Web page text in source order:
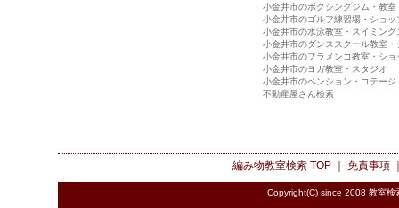
小金井市のボクシングジム・教室
小金井市のゴルフ練習場・ショッ
小金井市の水泳教室・スイミング
小金井市のダンススクール教室・
小金井市のフラメンコ教室・ショ
小金井市のヨガ教室・スタジオ
小金井市のペンション・コテージ
不動産屋さん検索
編み物教室検索TOP ｜ 免責事項
Copyright(C) since 2008 教室検